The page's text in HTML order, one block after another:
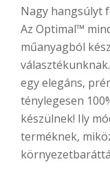
Nagy hangsúlyt
Az Optimal™
műanyagból
egy elegáns,
ténylegesen
készülnek! Ily
terméknek,